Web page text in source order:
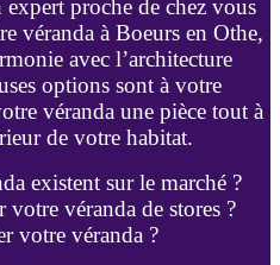
proche de chez vous
véranda à Boeurs en Othe,
avec l’architecture
options sont à votre
véranda une pièce tout à
de votre habitat.
existent sur le marché ?
véranda de stores ?
votre véranda ?